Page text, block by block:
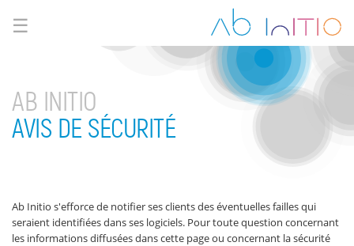
☰
AB INITIO
AVIS DE SÉCURITÉ
Ab Initio s'efforce de notifier ses clients des éventuelles failles qui
seraient identifiées dans ses logiciels. Pour toute question concernant
les informations diffusées dans cette page ou concernant la sécurité